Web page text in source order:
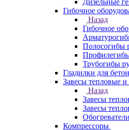
Дизельные
Гибочное
Назад
Гибочное
Полосогибы
Трубогибы
Гладилки для
Завесы тепловые
Назад
Завесы
Завесы
Компрессоры